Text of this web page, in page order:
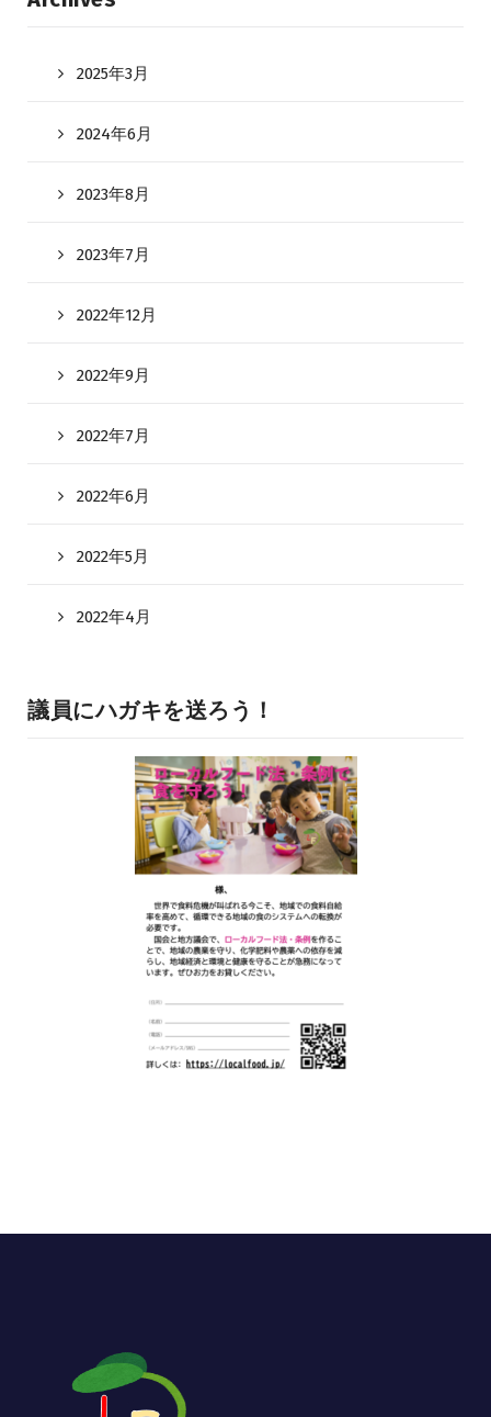
2025年3月
2024年6月
2023年8月
2023年7月
2022年12月
2022年9月
2022年7月
2022年6月
2022年5月
2022年4月
議員にハガキを送ろう！